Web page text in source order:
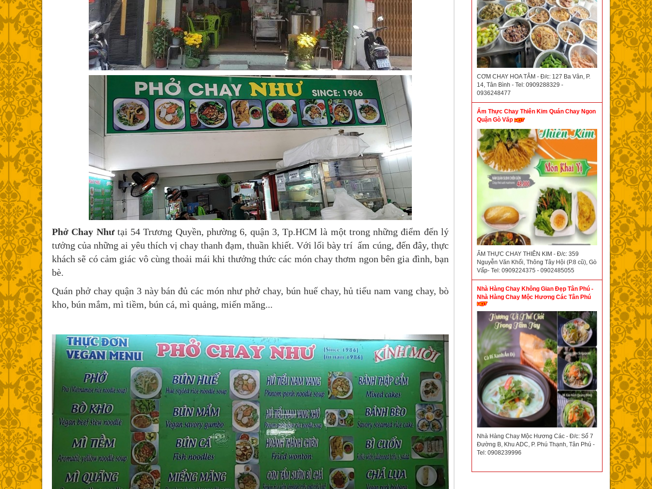
Phở Chay Nhưtại 54 Trương Quyền, phường 6, quận 3, Tp.HCM là một trong những điểm đến lý
tưởng của những ai yêu thích vị chay thanh đạm, thuần khiết. Với lối bày trí ấm cúng, đến đây, thực
khách sẽ có cảm giác vô cùng thoải mái khi thưởng thức các món chay thơm ngon bên gia đình, bạn
bè.
Quán phở chay quận 3 này bán đủ các món như phở chay, bún huế chay, hủ tiếu nam vang chay, bò
kho, bún mắm, mì tiềm, bún cá, mì quảng, miến măng...
CƠM CHAY HOA TÂM - Đ/c: 127 Ba Vân, P.
14, Tân Bình - Tel: 0909288329 -
0936248477
Ẩm Thực Chay Thiên Kim Quán Chay Ngon
Quận Gò Vấp
ẨM THỰC CHAY THIÊN KIM - Đ/c: 359
Nguyễn Văn Khối, Thông Tây Hội (P.8 cũ), Gò
Vấp- Tel: 0909224375 - 0902485055
Nhà Hàng Chay Không Gian Đẹp Tân Phú -
Nhà Hàng Chay Mộc Hương Các Tân Phú
Nhà Hàng Chay Mộc Hương Các - Đ/c: Số 7
Đường B, Khu ADC, P. Phú Thạnh, Tân Phú -
Tel: 0908239996